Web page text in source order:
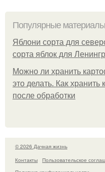
Популярные материалы
Яблони сорта для
сорта яблок для
Можно ли хранить
это делать. Как
после обработки
© 2026 Дачная жизнь
Контакты
Пользовательское